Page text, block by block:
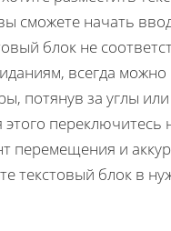
сможете начать
блок не
всегда можно
потянув за углы
этого переключитесь
перемещения и
текстовый блок в